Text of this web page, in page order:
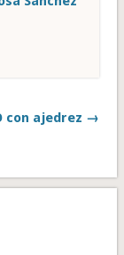
con ajedrez →